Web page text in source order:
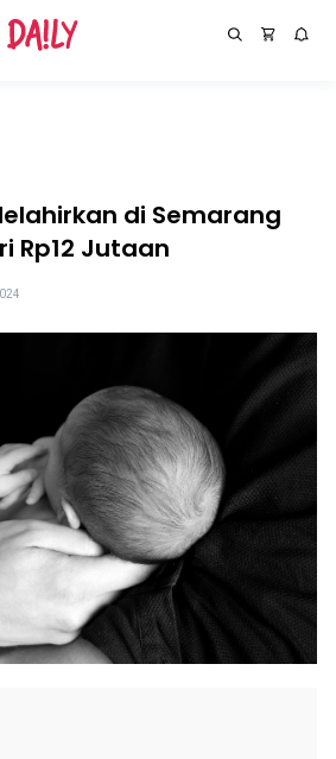
di Semarang
Rp12 Jutaan